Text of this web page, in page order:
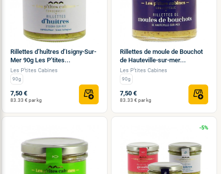
Rillettes d’huîtres d’Isigny-Sur-
Mer 90g Les P’tites...
Les P’tites Cabines
90g
7,50 €
83.33 € par kg
Rillettes de moule de Bouchot
de Hauteville-sur-mer...
Les P’tites Cabines
90g
7,50 €
83.33 € par kg
-5%